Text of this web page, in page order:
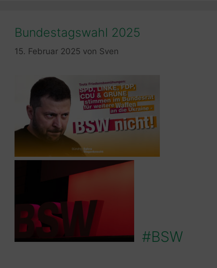
Bundestagswahl 2025
15. Februar 2025 von Sven
#BSW